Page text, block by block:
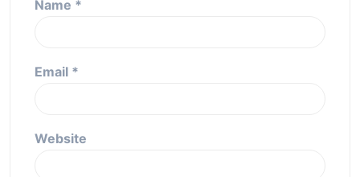
Name *
Email *
Website